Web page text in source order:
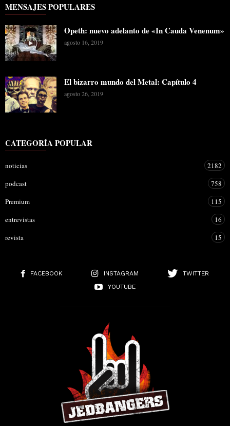
MENSAJES POPULARES
Opeth: nuevo adelanto de «In Cauda Venenum»
agosto 16, 2019
El bizarro mundo del Metal: Capítulo 4
agosto 26, 2019
CATEGORÍA POPULAR
noticias
2182
podcast
758
Premium
115
entrevistas
16
revista
15
FACEBOOK INSTAGRAM
TWITTER
YOUTUBE